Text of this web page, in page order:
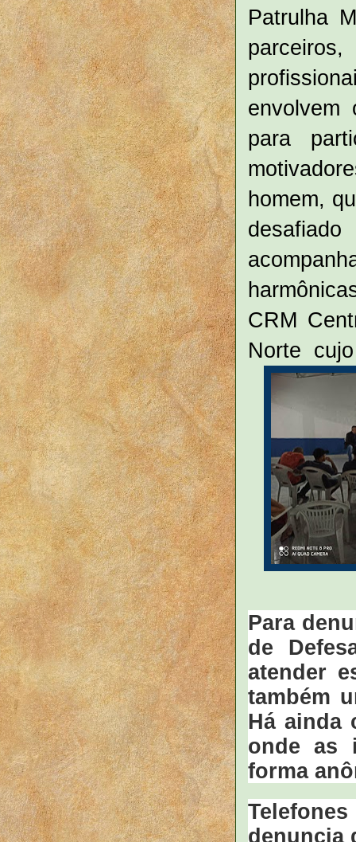
Patrulha
envolvem
para
homem,
CRM
Norte
Para
de
atender
também
Há ainda
onde as
forma
denuncia